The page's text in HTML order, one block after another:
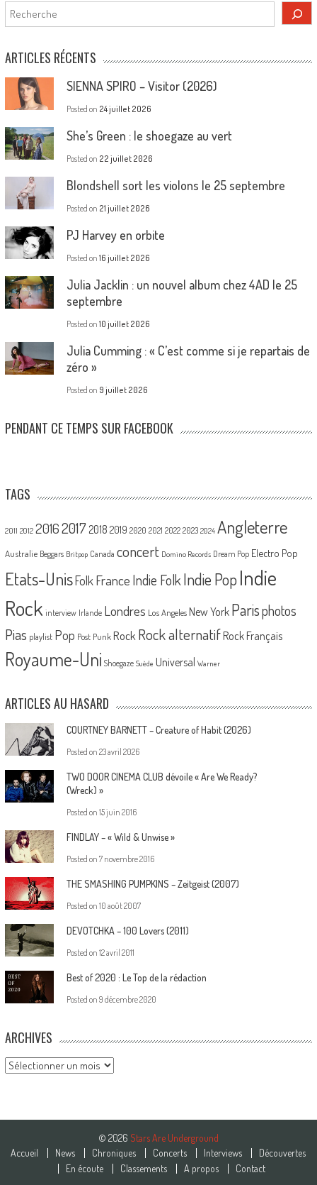
Rechercher
ARTICLES RÉCENTS
SIENNA SPIRO – Visitor (2026)
Posted on 24 juillet 2026
She’s Green : le shoegaze au vert
Posted on 22 juillet 2026
Blondshell sort les violons le 25 septembre
Posted on 21 juillet 2026
PJ Harvey en orbite
Posted on 16 juillet 2026
Julia Jacklin : un nouvel album chez 4AD le 25
septembre
Posted on 10 juillet 2026
Julia Cumming : « C’est comme si je repartais de
zéro »
Posted on 9 juillet 2026
PENDANT CE TEMPS SUR FACEBOOK
TAGS
2011 2012 20162017 2018 2019 2020 2021 2022 2023 2024 Angleterre
Australie Beggars Britpop Canada concert Domino Records Dream Pop Electro Pop
Etats-UnisFolk France Indie Folk Indie PopIndie
Rock interview Irlande Londres Los Angeles New York Parisphotos
Pias playlist Pop Post Punk Rock Rock alternatif Rock Français
Royaume-Uni Shoegaze Suède Universal Warner
ARTICLES AU HASARD
COURTNEY BARNETT – Creature of Habit (2026)
Posted on 23 avril 2026
TWO DOOR CINEMA CLUB dévoile « Are We Ready?
(Wreck) »
Posted on 15 juin 2016
FINDLAY – « Wild & Unwise »
Posted on 7 novembre 2016
THE SMASHING PUMPKINS – Zeitgeist (2007)
Posted on 10 août 2007
DEVOTCHKA – 100 Lovers (2011)
Posted on 12 avril 2011
Best of 2020 : Le Top de la rédaction
Posted on 9 décembre 2020
ARCHIVES
Archives
© 2026 Stars Are Underground
Accueil
News Chroniques Concerts Interviews
Découvertes
En écoute
Classements A propos Contact